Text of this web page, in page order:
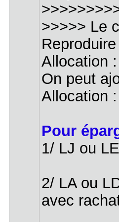
>>>>> Le
Allocation
On peut
Allocation
Pour
1/ LJ ou
2/ LA ou
avec